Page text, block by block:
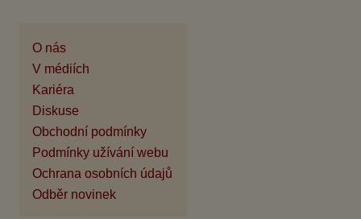
O nás
V médiích
Kariéra
Diskuse
Obchodní podmínky
Podmínky užívání webu
Ochrana osobních údajů
Odběr novinek